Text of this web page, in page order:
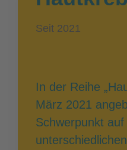
Seit 2021
In der Reihe
März 2021
Schwerpunkt auf